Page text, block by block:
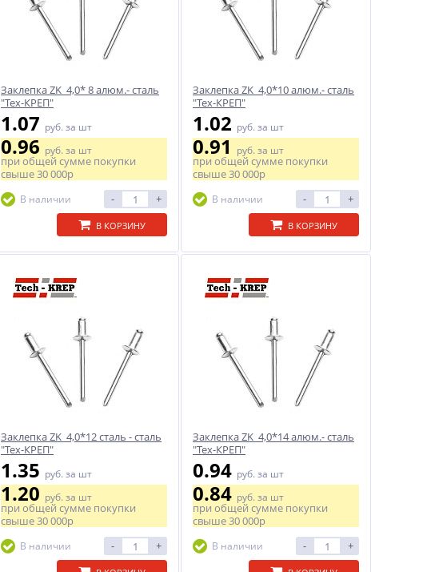
Заклепка ZK 4,0* 8 алюм.- сталь
"Тех-КРЕП"
1.07 руб. за шт
0.96руб. за шт
при общей сумме покупки
свыше30 000р
В наличии - +
В КОРЗИНУ
Заклепка ZK 4,0*10 алюм.- сталь
"Тех-КРЕП"
1.02 руб. за шт
0.91руб. за шт
при общей сумме покупки
свыше30 000р
В наличии - +
В КОРЗИНУ
Заклепка ZK 4,0*12 сталь - сталь
"Тех-КРЕП"
1.35 руб. за шт
1.20руб. за шт
при общей сумме покупки
свыше30 000р
В наличии - +
Заклепка ZK 4,0*14 алюм.- сталь
"Тех-КРЕП"
0.94 руб. за шт
0.84руб. за шт
при общей сумме покупки
свыше30 000р
В наличии - +